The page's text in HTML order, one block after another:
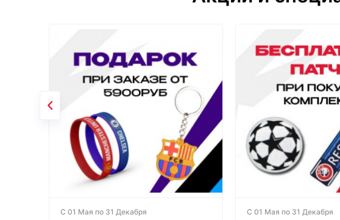
С 01 Мая по 31 Декабря С 01 Мая по 31 Декабря